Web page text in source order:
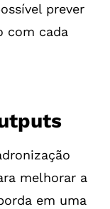
prever
com cada
melhorar a
em uma